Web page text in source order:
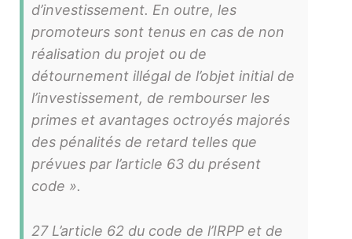
d’investissement. En outre, les
promoteurs sont tenus en cas de non
réalisation du projet ou de
détournement illégal de l’objet initial de
l’investissement, de rembourser les
primes et avantages octroyés majorés
des pénalités de retard telles que
prévues par l’article 63 du présent
code ».
27 L’article 62 du code de l’IRPP et de